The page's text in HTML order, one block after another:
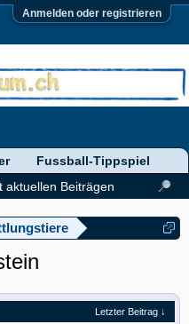
Anmelden oder registrieren
Letzter Beitrag ↓
aktuellen Beiträgen
Fussball-Tippspiel